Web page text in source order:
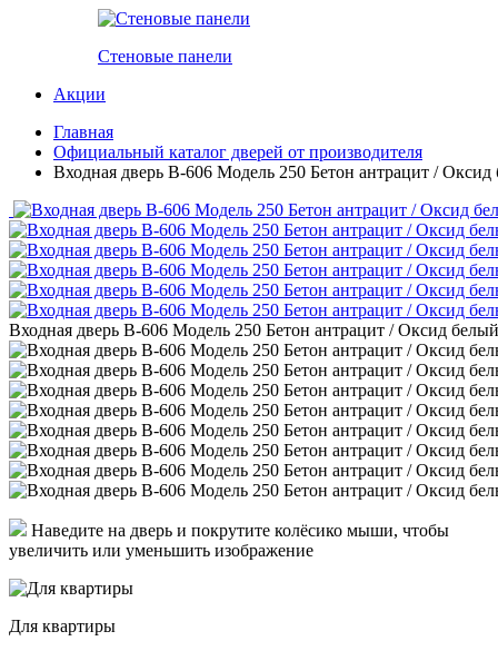
Стеновые панели
Акции
Главная
Официальный каталог дверей от производителя
Входная дверь В-606 Модель 250 Бетон антрацит / Оксид
Входная дверь В-606 Модель 250 Бетон антрацит / Оксид белый
Наведите на дверь и покрутите колёсико мыши, чтобы
увеличить или уменьшить изображение
Для квартиры